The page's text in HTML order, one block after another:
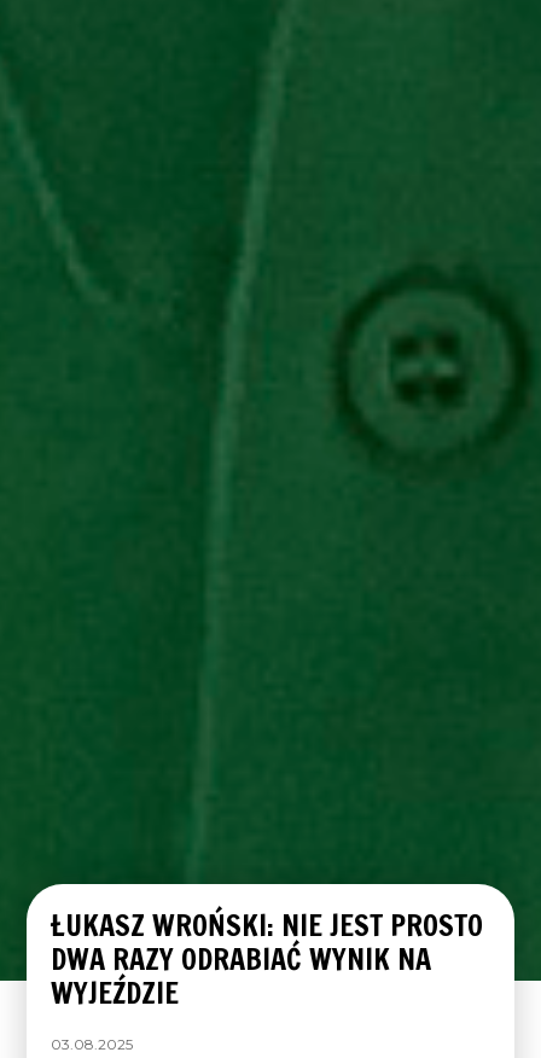
ŁUKASZ WROŃSKI: NIE JEST PROSTO
DWA RAZY ODRABIAĆ WYNIK NA
WYJEŹDZIE
03.08.2025